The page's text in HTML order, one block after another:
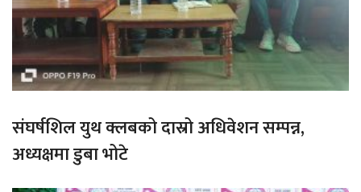
संघर्षशिल युथ क्लबको दास्रो अधिवेशन सम्पन्न,
अध्यक्षमा डुबा भोटे